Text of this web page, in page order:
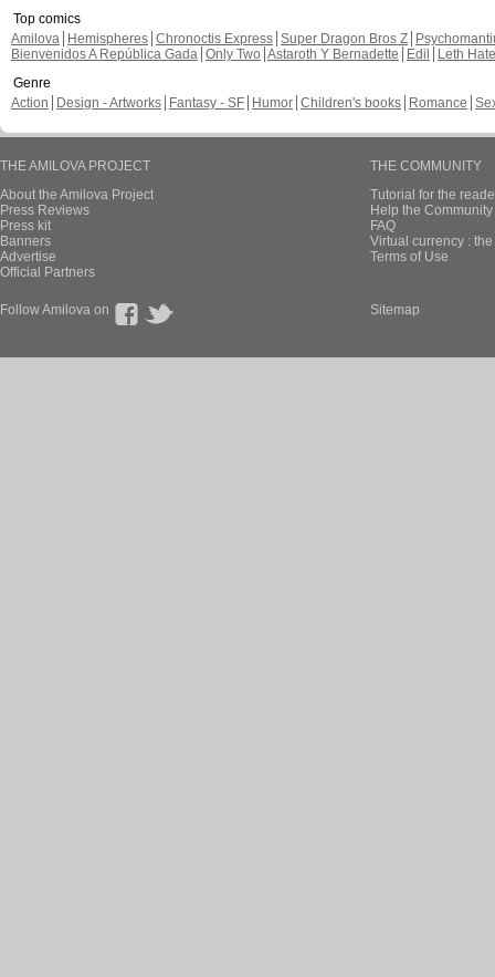
Top comics
Amilova
Hemispheres Chronoctis Express Super Dragon Bros Z
Bienvenidos A República Gada Only Two Astaroth Y Bernadette Edil
Leth Hate
Genre
Action
Design - Artworks Fantasy - SF Humor Children's books Romance
THE AMILOVA PROJECT
About the Amilova Project
Press Reviews
Press kit
Banners
Advertise
Official Partners
THE COMMUNITY
Tutorial for the
Help the
FAQ
Virtual currency :
Terms of Use
Follow Amilova on Sitemap